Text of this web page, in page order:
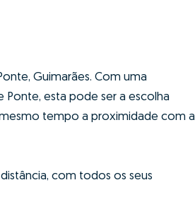
Guimarães. Com uma
Ponte, esta pode ser a escolha
tempo a proximidade com a
com todos os seus